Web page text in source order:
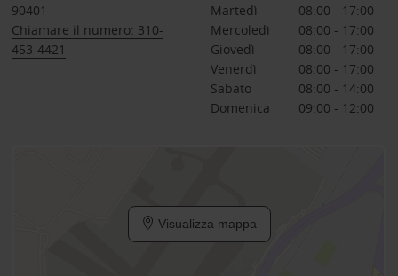
90401
Chiamare il numero: 310-
453-4421
Martedì
08:00 - 17:00
Mercoledì
08:00 - 17:00
Giovedì
08:00 - 17:00
Venerdì
08:00 - 17:00
Sabato
08:00 - 14:00
Domenica
09:00 - 12:00
Visualizza mappa